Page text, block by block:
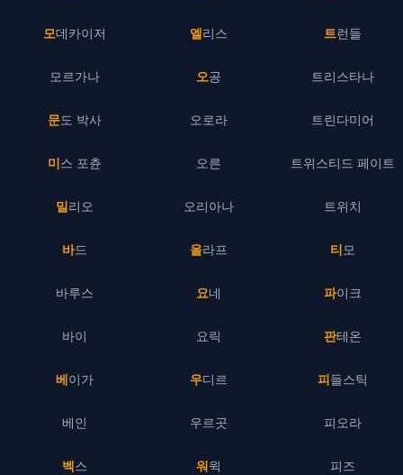
모데카이저
모르가나
문도 박사
미스 포츈
밀리오
바드
바루스
바이
베이가
베인
벡스
엘리스
오공
오로라
오른
오리아나
올라프
요네
요릭
우디르
우르곳
워윅
트런들
트리스타나
트린다미어
트위스티드 페이트
트위치
티모
파이크
판테온
피들스틱
피오라
피즈